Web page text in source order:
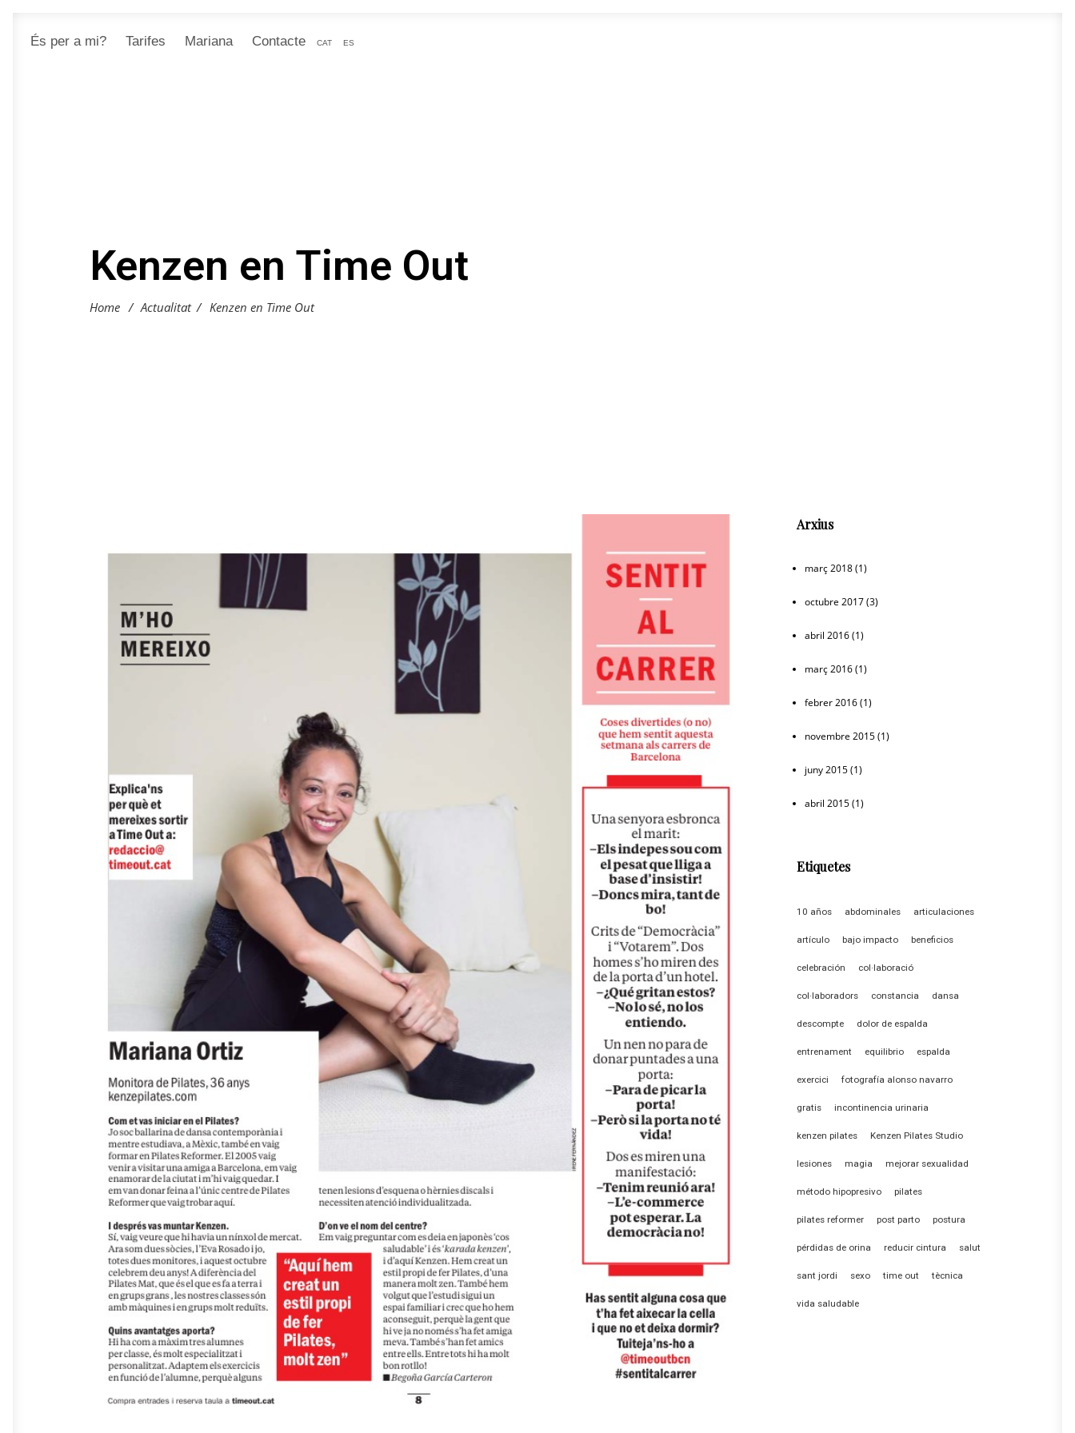
És per a mi? Tarifes Mariana Contacte CAT ES
Kenzen en Time Out
Home / Actualitat / Kenzen en Time Out
Arxius
març 2018 (1)
octubre 2017 (3)
abril 2016 (1)
març 2016 (1)
febrer 2016 (1)
novembre 2015 (1)
juny 2015 (1)
abril 2015 (1)
Etiquetes
10 años abdominales articulaciones
artículo bajo impacto beneficios
celebración col·laboració
col·laboradors constancia dansa
descompte dolor de espalda
entrenament equilibrio espalda
exercici fotografía alonso navarro
gratis incontinencia urinaria
kenzen pilates Kenzen Pilates Studio
lesiones magia mejorar sexualidad
método hipopresivo pilates
pilates reformer post parto postura
pérdidas de orina reducir cintura salut
sant jordi sexo time out tècnica
vida saludable